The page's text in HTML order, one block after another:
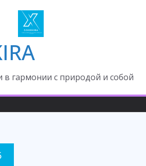
в гармонии с природой и собой